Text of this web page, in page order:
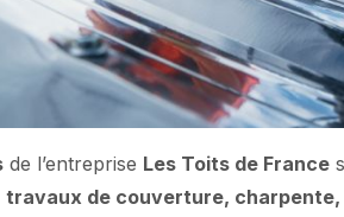
de l’entreprise Les Toits de France
travaux de couverture,